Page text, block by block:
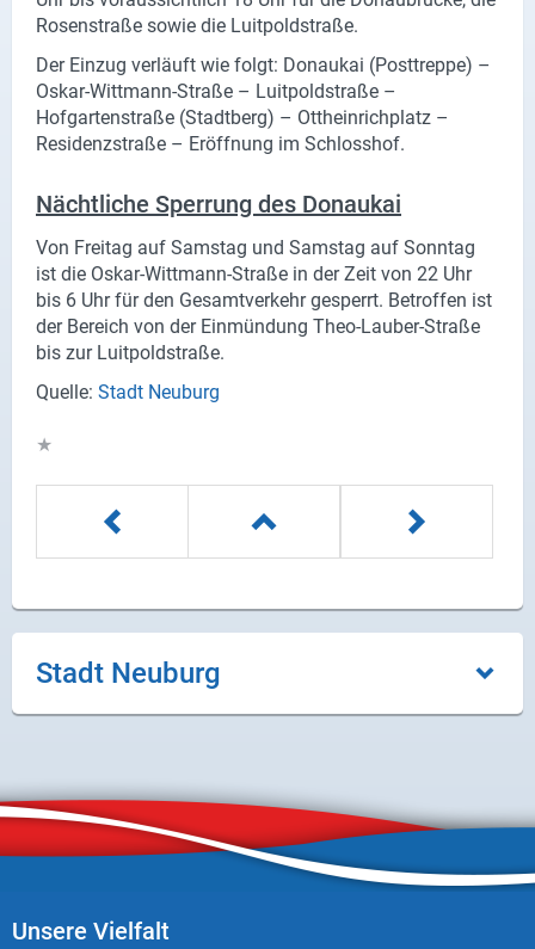
Rosenstraße sowie die Luitpoldstraße.
Der Einzug verläuft wie folgt: Donaukai (Posttreppe) –
Oskar-Wittmann-Straße – Luitpoldstraße –
Hofgartenstraße (Stadtberg) – Ottheinrichplatz –
Residenzstraße – Eröffnung im Schlosshof.
Nächtliche Sperrung des Donaukai
Von Freitag auf Samstag und Samstag auf Sonntag
ist die Oskar-Wittmann-Straße in der Zeit von 22 Uhr
bis 6 Uhr für den Gesamtverkehr gesperrt. Betroffen ist
der Bereich von der Einmündung Theo-Lauber-Straße
bis zur Luitpoldstraße.
Quelle: Stadt Neuburg
★
Stadt Neuburg
Unsere Vielfalt